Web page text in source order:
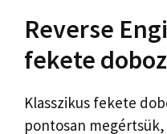
Reverse
fekete doboz
Klasszikus fekete
pontosan